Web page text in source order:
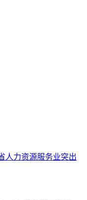
人力资源服务业突出